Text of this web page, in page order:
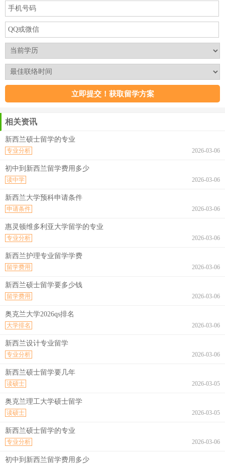
相关资讯
新西兰硕士留学的专业
2026-03-06
专业分析
初中到新西兰留学费用多少
2026-03-06
读中学
新西兰大学预科申请条件
2026-03-06
申请条件
惠灵顿维多利亚大学留学的专业
2026-03-06
专业分析
新西兰护理专业留学学费
2026-03-06
留学费用
新西兰硕士留学要多少钱
2026-03-06
留学费用
奥克兰大学2026qs排名
2026-03-06
大学排名
新西兰设计专业留学
2026-03-06
专业分析
新西兰硕士留学要几年
2026-03-05
读硕士
奥克兰理工大学硕士留学
2026-03-05
读硕士
新西兰硕士留学的专业
2026-03-06
专业分析
初中到新西兰留学费用多少